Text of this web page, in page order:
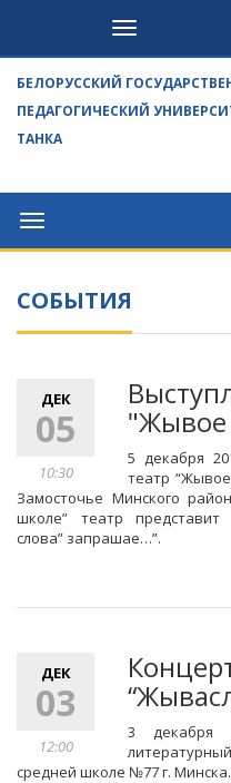
Посетителям
БЕЛОРУССКИЙ
ПЕДАГОГИЧЕСКИЙ
ТАНКА
Университет
СОБЫТИЯ
ДЕК
05
10:30
"Жывое
5 декабря
театр “Жывое
Замосточье Минского
школе” театр
слова” запрашае…”.
ДЕК
03
12:00
3 декабря
средней школе №77 г. Минска.